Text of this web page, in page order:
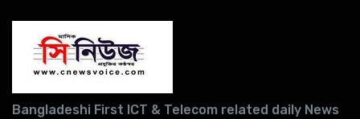
Bangladeshi First ICT & Telecom related daily News